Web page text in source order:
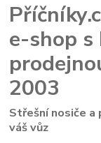
e-shop s
2003
Střešní nosiče a
váš vůz